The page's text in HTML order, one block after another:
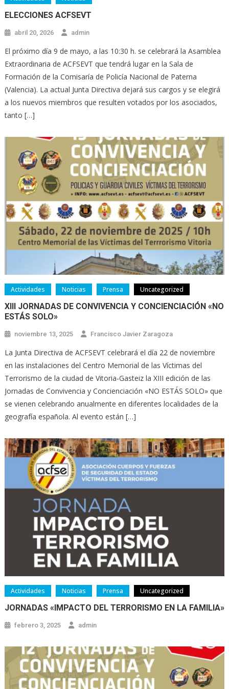
ELECCIONES ACFSEVT
abril 20, 2026 admin
El próximo día 9 de mayo, a las 10:30 h. se celebrará la Asamblea
Extraordinaria de ACFSEVT que tendrá lugar en la Sala de
Formación de la Comisaría de Policía Nacional de Paterna
(Valencia). La actual Junta Directiva dejará sus cargos y se elegirá
a los nuevos miembros que resulten votados por los asociados,
tanto […]
Actividades Noticias Prensa Uncategorized
XIII JORNADAS DE CONVIVENCIA Y CONCIENCIACIÓN «NO
ESTÁS SOLO»
noviembre 13, 2025 Francisco Javier Zaragoza
La Junta Directiva de ACFSEVT celebrará el día 22 de noviembre
en las instalaciones del Centro Memorial de las Víctimas del
Terrorismo de la ciudad de Vitoria-Gasteiz la XIII edición de las
Jornadas de Convivencia y Concienciación «NO ESTÁS SOLO» que
se vienen celebrando anualmente en diferentes localidades de la
geografía española. Al evento están […]
Actividades Noticias Prensa Uncategorized
JORNADAS «IMPACTO DEL TERRORISMO EN LA FAMILIA»
febrero 3, 2025 admin